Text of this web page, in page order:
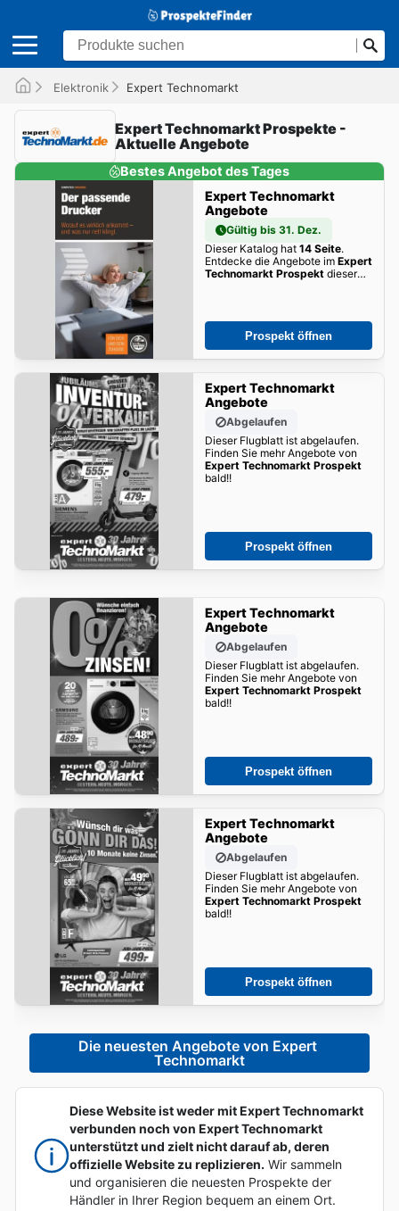
Elektronik Expert Technomarkt
Expert Technomarkt Prospekte -
Aktuelle Angebote
Bestes Angebot des Tages
Expert Technomarkt
Angebote
Gültig bis 31. Dez.
Dieser Katalog hat 14 Seite.
Entdecke die Angebote im Expert
Technomarkt Prospektdieser
Prospekt öffnen
Expert Technomarkt
Angebote
Abgelaufen
Dieser Flugblatt ist abgelaufen.
Finden Sie mehr Angebote von
Expert Technomarkt Prospekt
bald!!
Prospekt öffnen
Expert Technomarkt
Angebote
Abgelaufen
Dieser Flugblatt ist abgelaufen.
Finden Sie mehr Angebote von
Expert Technomarkt Prospekt
bald!!
Prospekt öffnen
Expert Technomarkt
Angebote
Abgelaufen
Dieser Flugblatt ist abgelaufen.
Finden Sie mehr Angebote von
Expert Technomarkt Prospekt
bald!!
Prospekt öffnen
Die neuesten Angebote von Expert
Technomarkt
Diese Website ist weder mit Expert Technomarkt
verbunden noch von Expert Technomarkt
unterstützt und zielt nicht darauf ab, deren
offizielle Website zu replizieren. Wir sammeln
und organisieren die neuesten Prospekte der
Händler in Ihrer Region bequem an einem Ort.